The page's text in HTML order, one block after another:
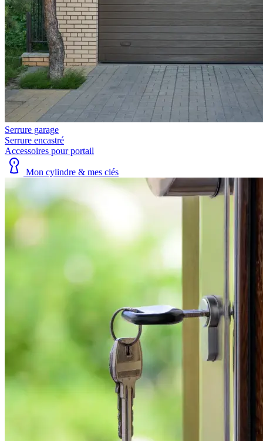
Serrure garage
Serrure encastré
Accessoires pour portail
Mon cylindre & mes clés